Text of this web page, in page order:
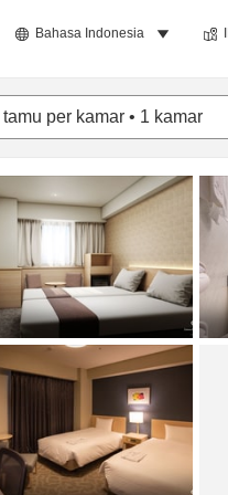
Bahasa Indonesia
tamu per kamar • 1 kamar